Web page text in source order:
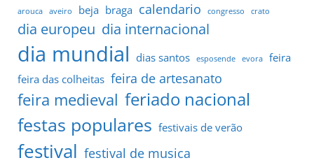
arouca aveiro beja braga calendario congresso crato
dia europeu dia internacional
dia mundial dias santos esposende evora
feira
feira das colheitas feira de artesanato
feira medieval feriado nacional
festas populares festivais de verão
festival festival de musica